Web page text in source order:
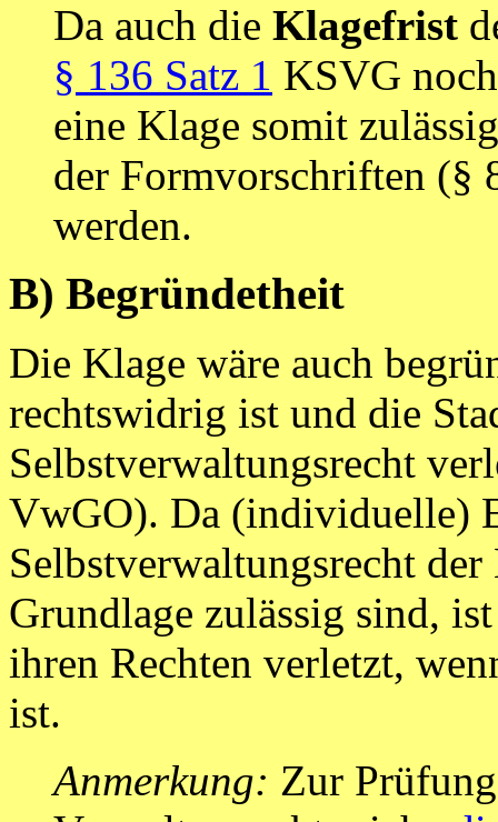
Da auch die Klagefrist
§ 136 Satz 1 KSVG
eine Klage somit
der Formvorschriften (§
werden.
B) Begründetheit
Die Klage wäre auch
rechtswidrig ist und die
Selbstverwaltungsrecht
VwGO). Da (individuelle)
Selbstverwaltungsrecht
Grundlage zulässig sind,
ihren Rechten verletzt,
ist.
Anmerkung: Zur